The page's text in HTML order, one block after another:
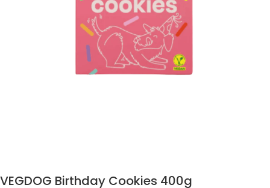
VEGDOG Birthday Cookies 400g